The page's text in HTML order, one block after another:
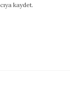
kaydet.